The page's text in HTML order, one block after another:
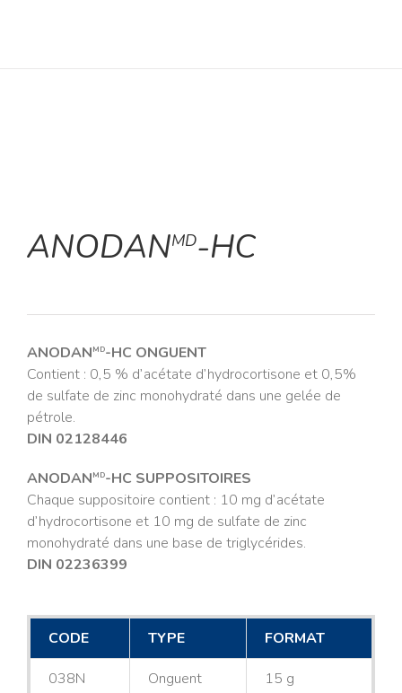
ANODANMD-HC
ANODANMD-HC ONGUENT
Contient : 0,5 % d’acétate d’hydrocortisone et 0,5%
de sulfate de zinc monohydraté dans une gelée de
pétrole.
DIN 02128446
ANODANMD-HC SUPPOSITOIRES
Chaque suppositoire contient : 10 mg d’acétate
d’hydrocortisone et 10 mg de sulfate de zinc
monohydraté dans une base de triglycérides.
DIN 02236399
CODE TYPE FORMAT
038N Onguent 15 g